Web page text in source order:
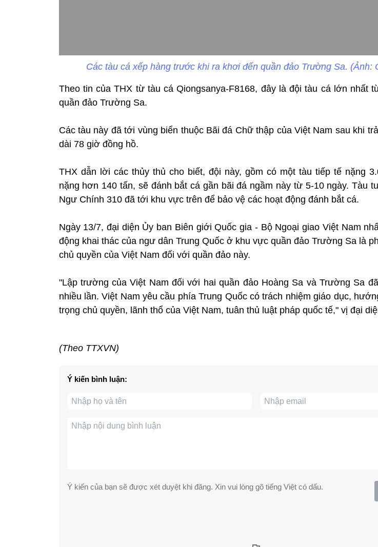
Các tàu cá xếp hàng trước khi ra khơi đến quần đảo Trường Sa. (Ảnh:
Theo tin của THX từ tàu cá Qiongsanya-F8168, đây là đội tàu cá lớn nhất
quần đảo Trường Sa.
Các tàu này đã tới vùng biển thuộc Bãi đá Chữ thập của Việt Nam sau khi
dài 78 giờ đồng hồ.
THX dẫn lời các thủy thủ cho biết, đội này, gồm có một tàu tiếp tế nặng
nặng hơn 140 tấn, sẽ đánh bắt cá gần bãi đá ngầm này từ 5-10 ngày. Tàu
Ngư Chính 310 đã tới khu vực trên để bảo vệ các hoạt động đánh bắt cá.
Ngày 13/7, đại diện Ủy ban Biên giới Quốc gia - Bộ Ngoại giao Việt Nam
động khai thác của ngư dân Trung Quốc ở khu vực quần đảo Trường Sa là
chủ quyền của Việt Nam đối với quần đảo này.
"Lập trường của Việt Nam đối với hai quần đảo Hoàng Sa và Trường Sa
nhiều lần. Việt Nam yêu cầu phía Trung Quốc có trách nhiệm giáo dục,
trọng chủ quyền, lãnh thổ của Việt Nam, tuân thủ luật pháp quốc tế," vị đại
(Theo TTXVN)
Ý kiến bình luận:
Ý kiến của bạn sẽ được xét duyệt khi đăng. Xin vui lòng gõ tiếng Việt có dấu.